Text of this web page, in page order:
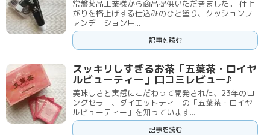
常盤薬品工業様から商品提供いただきました。 仕上
がりを格上げする仕込みのひと塗り、クッションフ
ァンデーション用...
記事を読む
スッキリしすぎるお茶「五葉茶・ロイヤ
ルビューティー」口コミレビュー♪
美味しさと実感にこだわって開発された、23年のロ
ングセラー、ダイエットティーの「五葉茶・ロイヤ
ルビューティー」を知っています...
記事を読む